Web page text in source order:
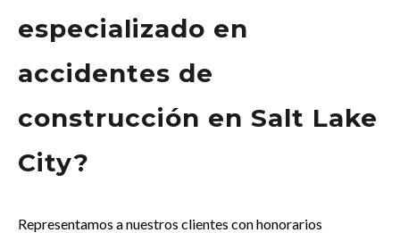
especializado en
accidentes de
construcción en Salt Lake
City?
Representamos a nuestros clientes con honorarios